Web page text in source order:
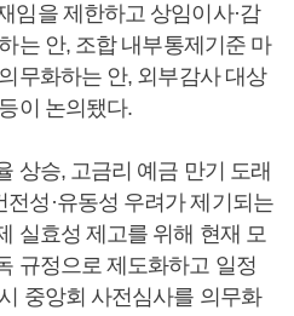
임을 제한하고 상임이사·감
는 안, 조합 내부통제기준 마
무화하는 안, 외부감사 대상
이 논의됐다.
상승, 고금리 예금 만기 도래
성·유동성 우려가 제기되는
실효성 제고를 위해 현재 모
규정으로 제도화하고 일정
중앙회 사전심사를 의무화